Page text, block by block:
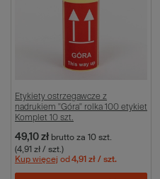
Etykiety ostrzegawcze z
nadrukiem "Góra" rolka 100 etykiet
Komplet 10 szt.
49,10 zł brutto za 10 szt.
(4,91 zł / szt.)
Kup więcej od 4,91 zł / szt.